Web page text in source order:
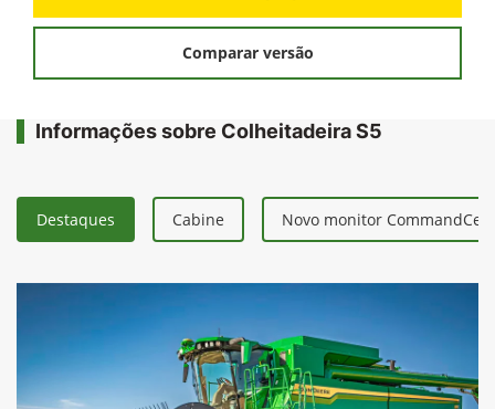
Comparar versão
Informações sobre Colheitadeira S5
Destaques Cabine Novo monitor